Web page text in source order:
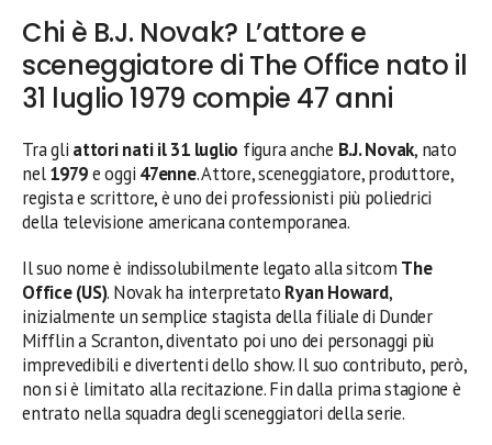
Chi è B.J. Novak? L’attore e
sceneggiatore di The Office nato il
31 luglio 1979 compie 47 anni
Tra gli attori nati il 31 luglio figura anche B.J. Novak, nato
nel1979e oggi 47enne. Attore, sceneggiatore, produttore,
regista e scrittore, è uno dei professionisti più poliedrici
della televisione americana contemporanea.
Il suo nome è indissolubilmente legato alla sitcom The
Office (US). Novak ha interpretato Ryan Howard,
inizialmente un semplice stagista della filiale di Dunder
Mifflin a Scranton, diventato poi uno dei personaggi più
imprevedibili e divertenti dello show. Il suo contributo, però,
non si è limitato alla recitazione. Fin dalla prima stagione è
entrato nella squadra degli sceneggiatori della serie.